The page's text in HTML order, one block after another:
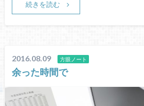
続きを読む
2016.08.09 方眼ノート
余った時間で